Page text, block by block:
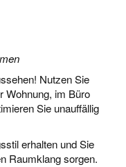
Nutzen Sie
Wohnung, im Büro
Sie unauffällig
erhalten und Sie
Raumklang sorgen.